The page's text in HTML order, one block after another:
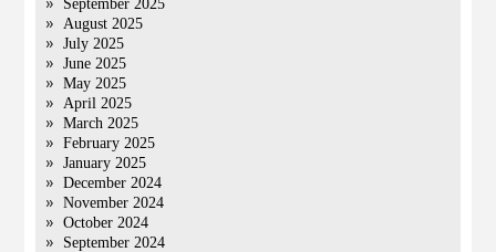
September 2025
August 2025
July 2025
June 2025
May 2025
April 2025
March 2025
February 2025
January 2025
December 2024
November 2024
October 2024
September 2024